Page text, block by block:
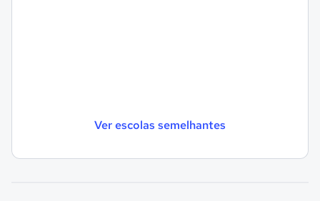
Ver escolas semelhantes